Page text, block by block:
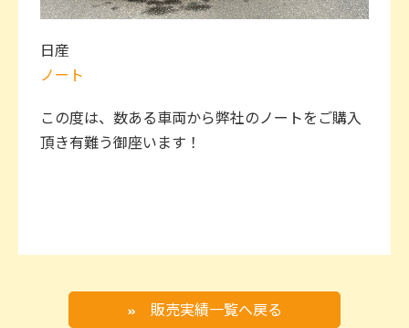
日産
ノート
この度は、数ある車両から弊社のノートをご購入
頂き有難う御座います！
販売実績一覧へ戻る